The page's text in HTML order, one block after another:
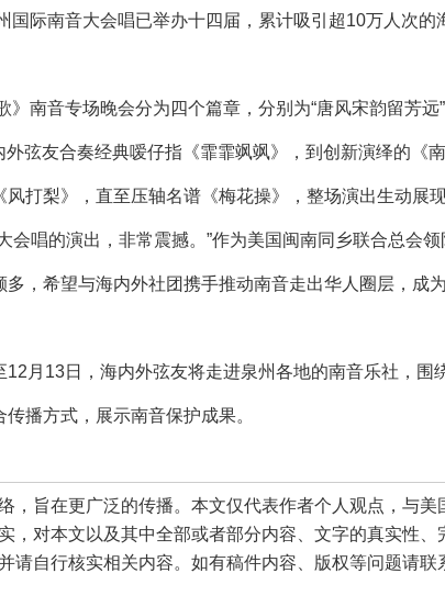
际南音大会唱已举办十四届，累计吸引超10万人次的
音专场晚会分为四个篇章，分别为“唐风宋韵留芳远
外弦友合奏经典嗳仔指《霏霏飒飒》，到创新演绎的《
打梨》，直至压轴名谱《梅花操》，整场演出生动展
唱的演出，非常震撼。”作为美国闽南同乡联合总会领
，希望与海内外社团携手推动南音走出华人圈层，成
13日，海内外弦友将走进泉州各地的南音乐社，围
播方式，展示南音保护成果。
旨在更广泛的传播。本文仅代表作者个人观点，与美
，对本文以及其中全部或者部分内容、文字的真实性
请自行核实相关内容。如有稿件内容、版权等问题请联